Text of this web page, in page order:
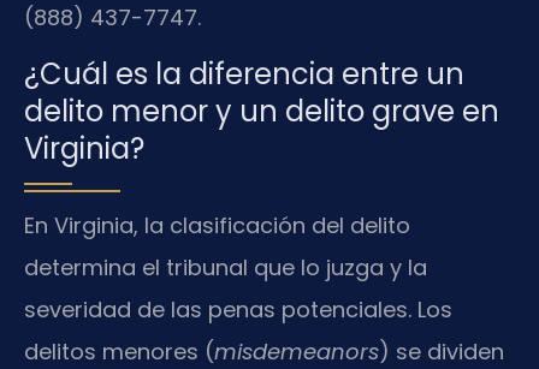
(888) 437-7747.
¿Cuál es la diferencia entre un
delito menor y un delito grave en
Virginia?
En Virginia, la clasificación del delito
determina el tribunal que lo juzga y la
severidad de las penas potenciales. Los
delitos menores (misdemeanors) se dividen